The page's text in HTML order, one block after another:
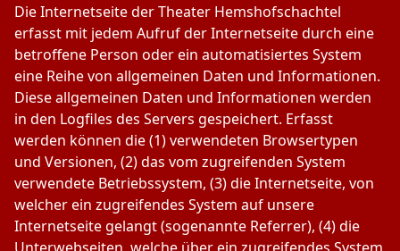
Die Internetseite der Theater Hemshofschachtel
erfasst mit jedem Aufruf der Internetseite durch eine
betroffene Person oder ein automatisiertes System
eine Reihe von allgemeinen Daten und Informationen.
Diese allgemeinen Daten und Informationen werden
in den Logfiles des Servers gespeichert. Erfasst
werden können die (1) verwendeten Browsertypen
und Versionen, (2) das vom zugreifenden System
verwendete Betriebssystem, (3) die Internetseite, von
welcher ein zugreifendes System auf unsere
Internetseite gelangt (sogenannte Referrer), (4) die